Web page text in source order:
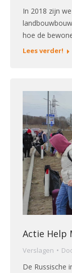
In 2018 zijn
hoe de
Lees verder!
Actie Help
Verslagen
De Russische